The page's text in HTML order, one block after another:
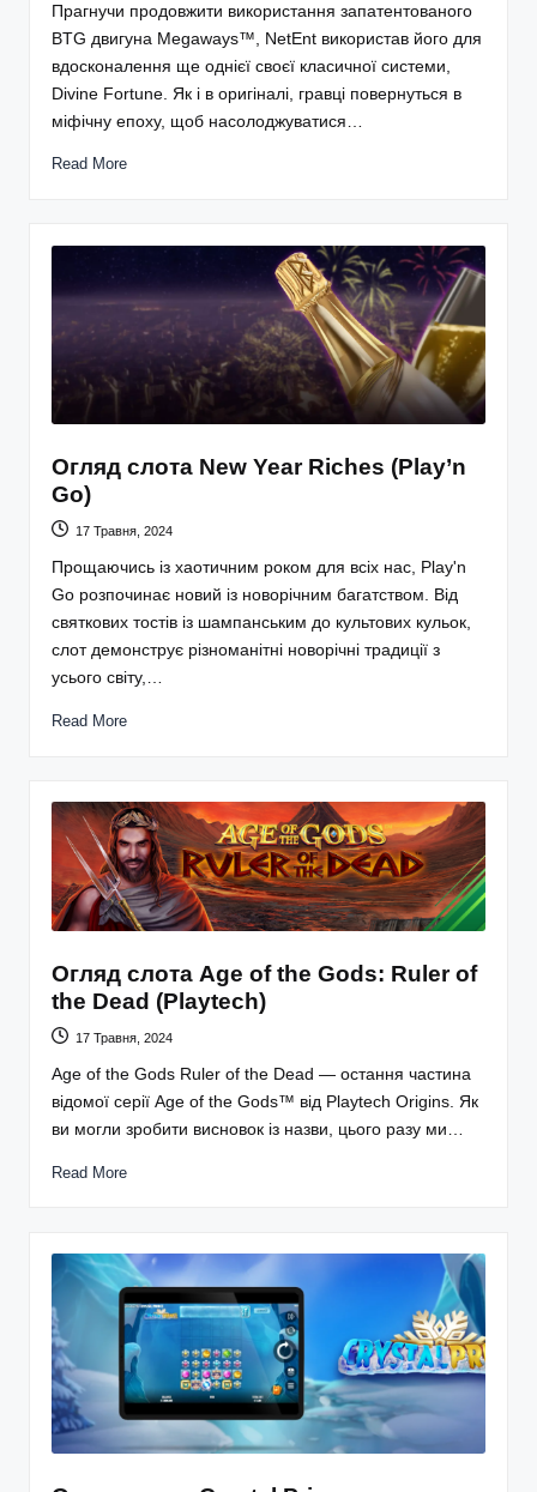
Прагнучи продовжити використання запатентованого
BTG двигуна Megaways™, NetEnt використав його для
вдосконалення ще однієї своєї класичної системи,
Divine Fortune. Як і в оригіналі, гравці повернуться в
міфічну епоху, щоб насолоджуватися…
Read More
Огляд слота New Year Riches (Play’n
Go)
17 Травня, 2024
Прощаючись із хаотичним роком для всіх нас, Play'n
Go розпочинає новий із новорічним багатством. Від
святкових тостів із шампанським до культових кульок,
слот демонструє різноманітні новорічні традиції з
усього світу,…
Read More
Огляд слота Age of the Gods: Ruler of
the Dead (Playtech)
17 Травня, 2024
Age of the Gods Ruler of the Dead — остання частина
відомої серії Age of the Gods™ від Playtech Origins. Як
ви могли зробити висновок із назви, цього разу ми…
Read More